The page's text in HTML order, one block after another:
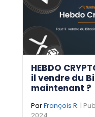
HEBDO
il vendre du
maintenant ?
ParFrançois R. |